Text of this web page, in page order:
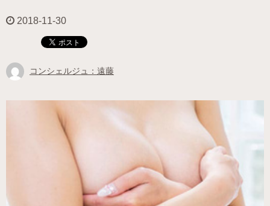
2018-11-30
コンシェルジュ：遠藤